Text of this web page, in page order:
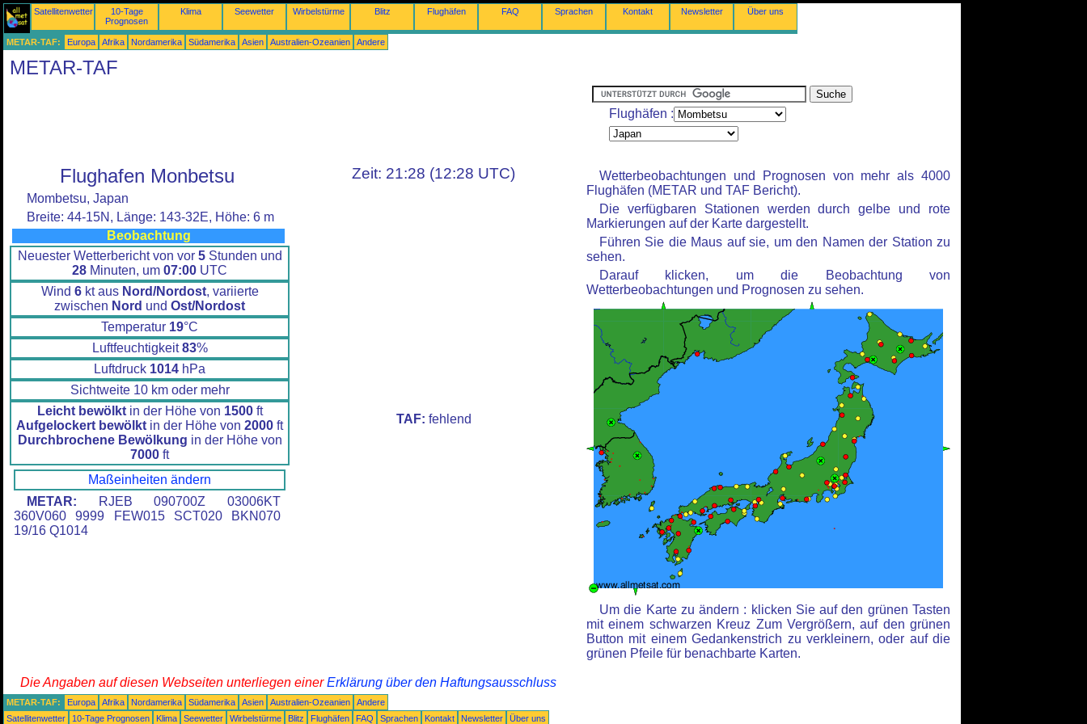
Satellitenwetter
10-Tage
Prognosen
Klima Seewetter Wirbelstürme Blitz Flughäfen FAQ Sprachen Kontakt Newsletter Über uns
METAR-TAF: Europa Afrika Nordamerika Südamerika Asien Australien-Ozeanien Andere
METAR-TAF
Flughäfen :
Flughafen Monbetsu
Mombetsu, Japan
Breite: 44-15N, Länge: 143-32E, Höhe: 6 m
Beobachtung
Neuester Wetterbericht von vor 5Stunden und
28 Minuten, um 07:00 UTC
Wind 6kt aus Nord/Nordost, variierte
zwischen Nord und Ost/Nordost
Temperatur 19°C
Luftfeuchtigkeit83%
Luftdruck 1014 hPa
Sichtweite 10 km oder mehr
Leicht bewölktin der Höhe von 1500ft
Aufgelockert bewölkt in der Höhe von 2000 ft
Durchbrochene Bewölkung in der Höhe von
7000 ft
Maßeinheiten ändern
METAR: RJEB 090700Z 03006KT
360V060 9999 FEW015 SCT020 BKN070
19/16 Q1014
Zeit: 21:28 (12:28 UTC)
TAF: fehlend
Wetterbeobachtungen und Prognosen von mehr als 4000
Flughäfen (METAR und TAF Bericht).
Die verfügbaren Stationen werden durch gelbe und rote
Markierungen auf der Karte dargestellt.
Führen Sie die Maus auf sie, um den Namen der Station zu
sehen.
Darauf klicken, um die Beobachtung von
Wetterbeobachtungen und Prognosen zu sehen.
Um die Karte zu ändern : klicken Sie auf den grünen Tasten
mit einem schwarzen Kreuz Zum Vergrößern, auf den grünen
Button mit einem Gedankenstrich zu verkleinern, oder auf die
grünen Pfeile für benachbarte Karten.
Die Angaben auf diesen Webseiten unterliegen einerErklärung über den Haftungsausschluss
METAR-TAF: Europa Afrika Nordamerika Südamerika Asien Australien-Ozeanien
Andere
Satellitenwetter
10-Tage Prognosen Klima Seewetter Wirbelstürme Blitz Flughäfen FAQ Sprachen Kontakt Newsletter Über uns